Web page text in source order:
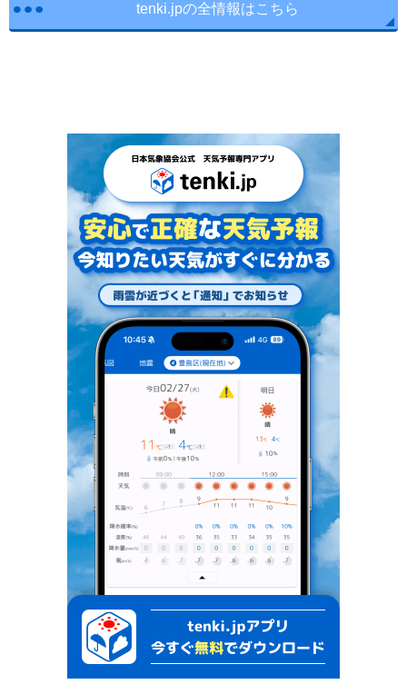
tenki.jpの全情報はこちら